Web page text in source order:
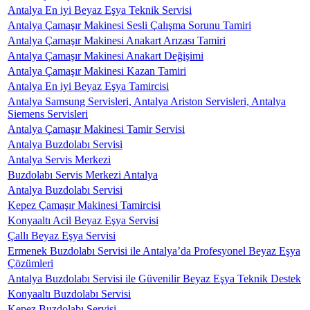
Antalya En iyi Beyaz Eşya Teknik Servisi
Antalya Çamaşır Makinesi Sesli Çalışma Sorunu Tamiri
Antalya Çamaşır Makinesi Anakart Arızası Tamiri
Antalya Çamaşır Makinesi Anakart Değişimi
Antalya Çamaşır Makinesi Kazan Tamiri
Antalya En iyi Beyaz Eşya Tamircisi
Antalya Samsung Servisleri, Antalya Ariston Servisleri, Antalya
Siemens Servisleri
Antalya Çamaşır Makinesi Tamir Servisi
Antalya Buzdolabı Servisi
Antalya Servis Merkezi
Buzdolabı Servis Merkezi Antalya
Antalya Buzdolabı Servisi
Kepez Çamaşır Makinesi Tamircisi
Konyaaltı Acil Beyaz Eşya Servisi
Çallı Beyaz Eşya Servisi
Ermenek Buzdolabı Servisi ile Antalya’da Profesyonel Beyaz Eşya
Çözümleri
Antalya Buzdolabı Servisi ile Güvenilir Beyaz Eşya Teknik Destek
Konyaaltı Buzdolabı Servisi